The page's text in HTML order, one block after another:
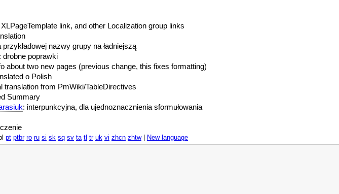
link, and other Localization group links
przykładowej nazwy grupy na ładniejszą
: drobne poprawki
about two new pages (previous change, this fixes formatting)
o Polish
translation from PmWiki/TableDirectives
Summary
: interpunkcyjna, dla ujednoznacznienia sformułowania
pt ptbr ro ru si sk sq sv ta tl tr uk vi zhcn zhtw| New language